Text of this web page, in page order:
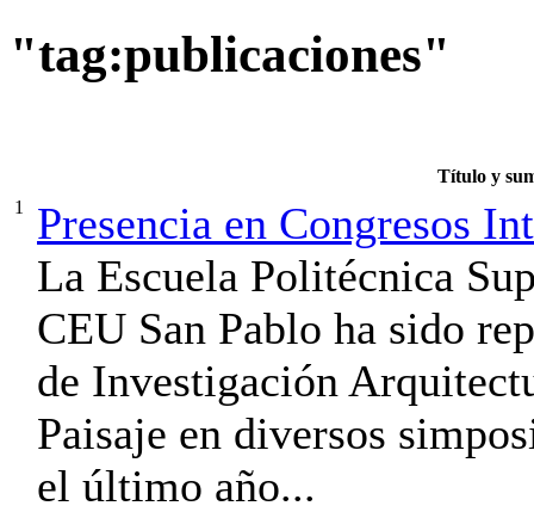
"tag:publicaciones"
Título y
1
Presencia en Congresos
La Escuela Politécnica
CEU San Pablo ha sido
de Investigación
Paisaje en diversos
el último año...